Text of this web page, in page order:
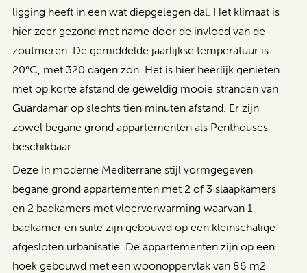
ligging heeft in een wat diepgelegen dal. Het klimaat is
hier zeer gezond met name door de invloed van de
zoutmeren. De gemiddelde jaarlijkse temperatuur is
20°C, met 320 dagen zon. Het is hier heerlijk genieten
met op korte afstand de geweldig mooie stranden van
Guardamar op slechts tien minuten afstand. Er zijn
zowel begane grond appartementen als Penthouses
beschikbaar.
Deze in moderne Mediterrane stijl vormgegeven
begane grond appartementen met 2 of 3 slaapkamers
en 2 badkamers met vloerverwarming waarvan 1
badkamer en suite zijn gebouwd op een kleinschalige
afgesloten urbanisatie. De appartementen zijn op een
hoek gebouwd met een woonoppervlak van 86 m2